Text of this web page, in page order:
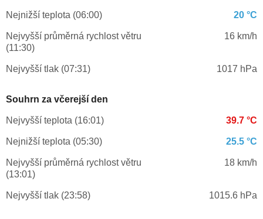
Nejnižší teplota (06:00) 20 °C
Nejvyšší průměrná rychlost větru
(11:30)
16 km/h
Nejvyšší tlak (07:31) 1017 hPa
Souhrn za včerejší den
Nejvyšší teplota (16:01) 39.7 °C
Nejnižší teplota (05:30) 25.5 °C
Nejvyšší průměrná rychlost větru
(13:01)
18 km/h
Nejvyšší tlak (23:58) 1015.6 hPa